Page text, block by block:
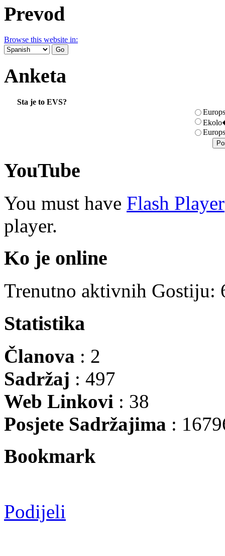
Prevod
Browse this website in:
Anketa
Sta je to EVS?
YouTube
You must have Flash Player
player.
Ko je online
Trenutno aktivnih Gostiju:
Statistika
Članova : 2
Sadržaj : 497
Web Linkovi : 38
Posjete Sadržajima :
Bookmark
Podijeli